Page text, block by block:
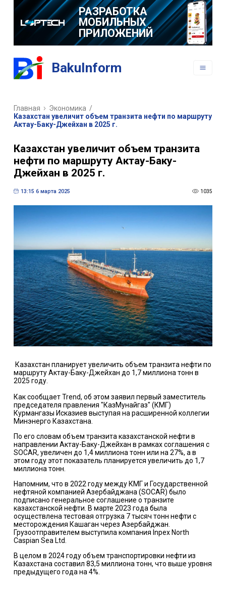
РАЗРАБОТКА
МОБИЛЬНЫХ
ПРИЛОЖЕНИЙ
BakuInform
Главная Экономика /
Казахстан увеличит объем транзита нефти по маршруту
Актау-Баку-Джейхан в 2025 г.
Казахстан увеличит объем транзита
нефти по маршруту Актау-Баку-
Джейхан в 2025 г.
13:15 6 марта 2025 1035
Казахстан планирует увеличить объем транзита нефти по
маршруту Актау-Баку-Джейхан до 1,7 миллиона тонн в
2025 году.
Как сообщает Trend, об этом заявил первый заместитель
председателя правления "КазМунайгаз" (КМГ)
Курмангазы Исказиев выступая на расширенной коллегии
Минэнерго Казахстана.
По его словам объем транзита казахстанской нефти в
направлении Актау-Баку-Джейхан в рамках соглашения с
SOCAR, увеличен до 1,4 миллиона тонн или на 27%, а в
этом году этот показатель планируется увеличить до 1,7
миллиона тонн.
Напомним, что в 2022 году между КМГ и Государственной
нефтяной компанией Азербайджана (SOCAR) было
подписано генеральное соглашение о транзите
казахстанской нефти. В марте 2023 года была
осуществлена тестовая отгрузка 7 тысяч тонн нефти с
месторождения Кашаган через Азербайджан.
Грузоотправителем выступила компания Inpex North
Caspian Sea Ltd.
В целом в 2024 году объем транспортировки нефти из
Казахстана составил 83,5 миллиона тонн, что выше уровня
предыдущего года на 4%.